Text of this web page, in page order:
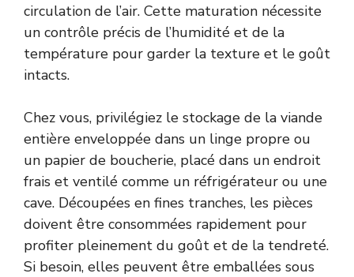
circulation de l’air. Cette maturation nécessite
un contrôle précis de l’humidité et de la
température pour garder la texture et le goût
intacts.
Chez vous, privilégiez le stockage de la viande
entière enveloppée dans un linge propre ou
un papier de boucherie, placé dans un endroit
frais et ventilé comme un réfrigérateur ou une
cave. Découpées en fines tranches, les pièces
doivent être consommées rapidement pour
profiter pleinement du goût et de la tendreté.
Si besoin, elles peuvent être emballées sous